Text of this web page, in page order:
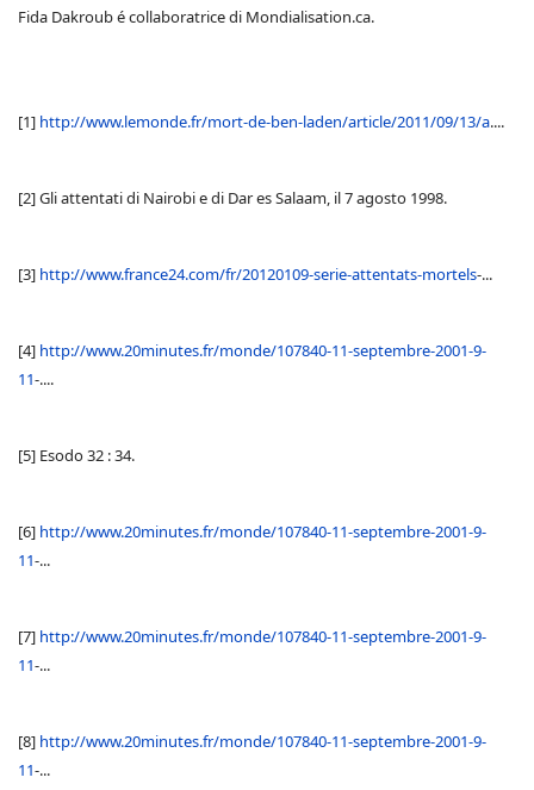
Fida Dakroub é collaboratrice di Mondialisation.ca.
[1] http://www.lemonde.fr/mort-de-ben-laden/article/2011/09/13/a....
[2] Gli attentati di Nairobi e di Dar es Salaam, il 7 agosto 1998.
[3] http://www.france24.com/fr/20120109-serie-attentats-mortels-...
[4] http://www.20minutes.fr/monde/107840-11-septembre-2001-9-
11-....
[5] Esodo 32 : 34.
[6] http://www.20minutes.fr/monde/107840-11-septembre-2001-9-
11-...
[7] http://www.20minutes.fr/monde/107840-11-septembre-2001-9-
11-...
[8] http://www.20minutes.fr/monde/107840-11-septembre-2001-9-
11-...